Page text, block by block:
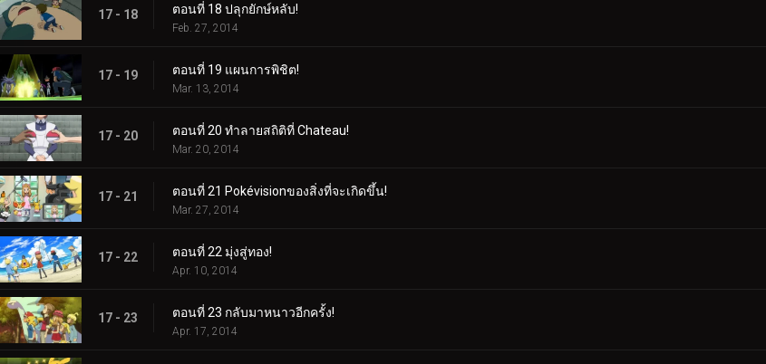
17 - 18 ตอนที่ 18 ปลุกยักษ์หลับ!
Feb. 27, 2014
17 - 19 ตอนที่ 19 แผนการพิชิต!
Mar. 13, 2014
17 - 20 ตอนที่ 20 ทำลายสถิติที่ Chateau!
Mar. 20, 2014
17 - 21 ตอนที่ 21 Pokévisionของสิ่งที่จะเกิดขึ้น!
Mar. 27, 2014
17 - 22 ตอนที่ 22 มุ่งสู่ทอง!
Apr. 10, 2014
17 - 23 ตอนที่ 23 กลับมาหนาวอีกครั้ง!
Apr. 17, 2014